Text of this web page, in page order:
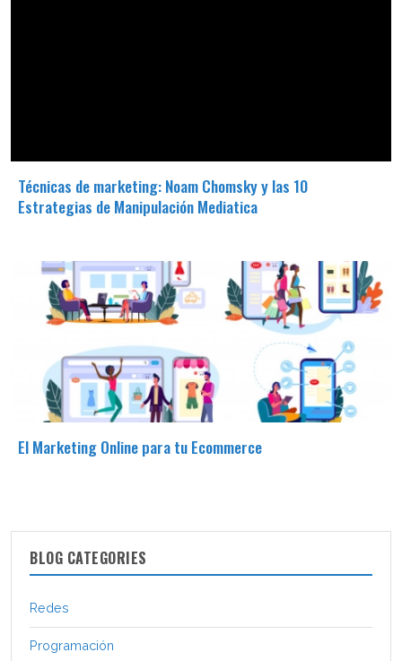
Técnicas de marketing: Noam Chomsky y las 10
Estrategias de Manipulación Mediatica
El Marketing Online para tu Ecommerce
BLOG CATEGORIES
Redes
Programación